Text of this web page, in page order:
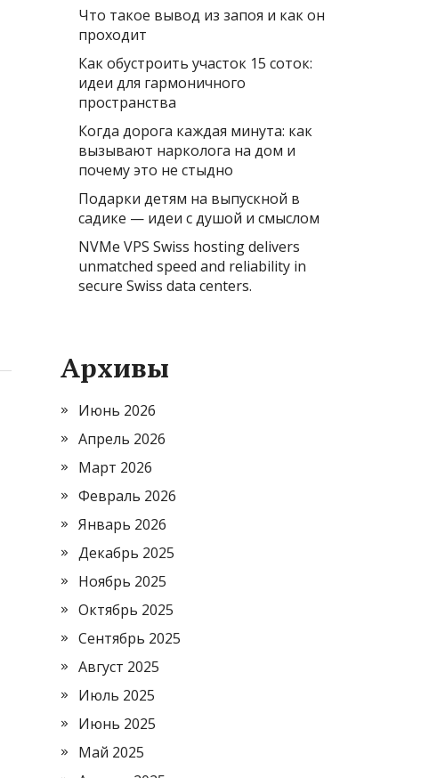
Что такое вывод из запоя и как он
проходит
Как обустроить участок 15 соток:
идеи для гармоничного
пространства
Когда дорога каждая минута: как
вызывают нарколога на дом и
почему это не стыдно
Подарки детям на выпускной в
садике — идеи с душой и смыслом
NVMe VPS Swiss hosting delivers
unmatched speed and reliability in
secure Swiss data centers.
Архивы
Июнь 2026
Апрель 2026
Март 2026
Февраль 2026
Январь 2026
Декабрь 2025
Ноябрь 2025
Октябрь 2025
Сентябрь 2025
Август 2025
Июль 2025
Июнь 2025
Май 2025